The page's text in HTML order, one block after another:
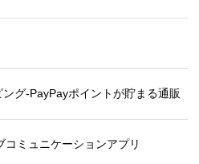
グ-PayPayポイントが貯まる通販
コミュニケーションアプリ